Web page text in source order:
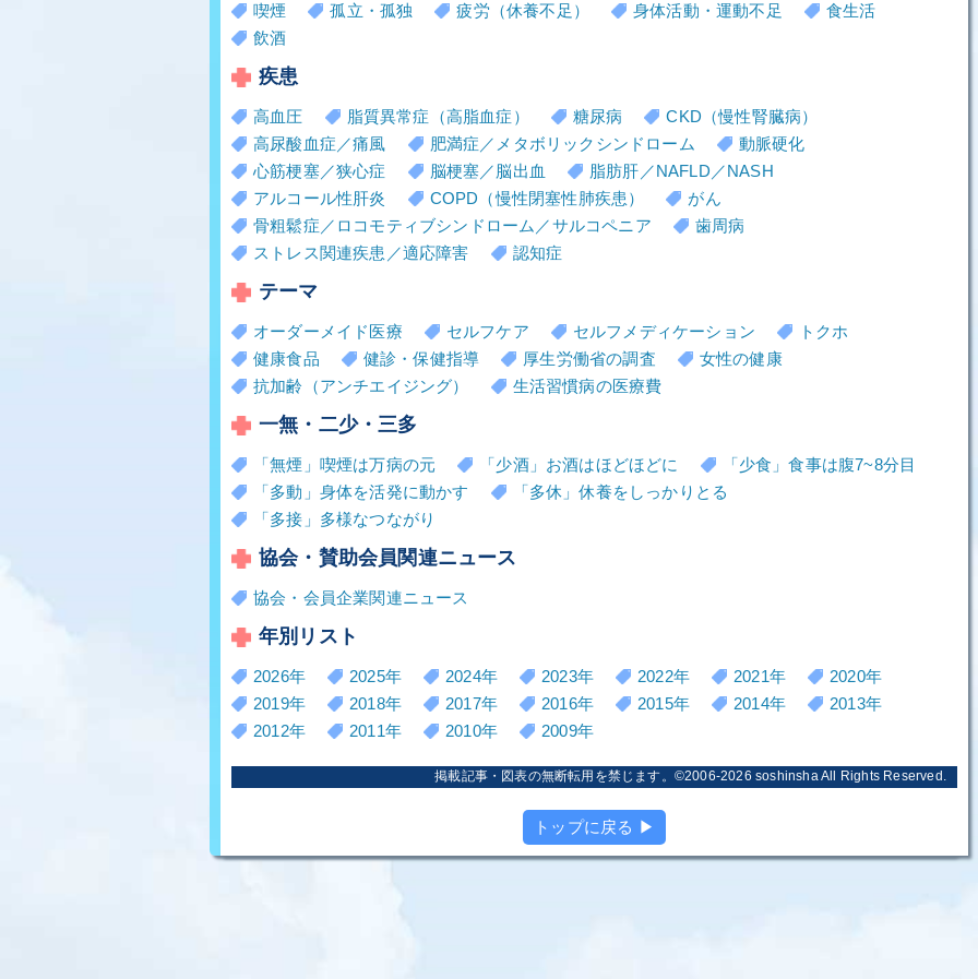
喫煙 孤立・孤独 疲労（休養不足） 身体活動・運動不足
食生活
飲酒
疾患
高血圧 脂質異常症（高脂血症） 糖尿病
CKD（慢性腎臓病）
高尿酸血症／痛風
肥満症／メタボリックシンドローム
動脈硬化
心筋梗塞／狭心症
脳梗塞／脳出血
脂肪肝／NAFLD／NASH
アルコール性肝炎
COPD（慢性閉塞性肺疾患）
がん
骨粗鬆症／ロコモティブシンドローム／サルコペニア
歯周病
ストレス関連疾患／適応障害
認知症
テーマ
オーダーメイド医療 セルフケア セルフメディケーション
トクホ
健康食品
健診・保健指導 厚生労働省の調査
女性の健康
抗加齢（アンチエイジング）
生活習慣病の医療費
一無・二少・三多
「無煙」喫煙は万病の元 「少酒」お酒はほどほどに
「少食」食事は腹7~8分目
「多動」身体を活発に動かす
「多休」休養をしっかりとる
「多接」多様なつながり
協会・賛助会員関連ニュース
協会・会員企業関連ニュース
年別リスト
2026年 2025年 2024年 2023年 2022年 2021年
2020年
2019年
2018年 2017年 2016年 2015年 2014年
2013年
2012年
2011年 2010年 2009年
掲載記事・図表の無断転用を禁じます。©2006-2026 soshinshaAll Rights Reserved.
トップに戻る ▶